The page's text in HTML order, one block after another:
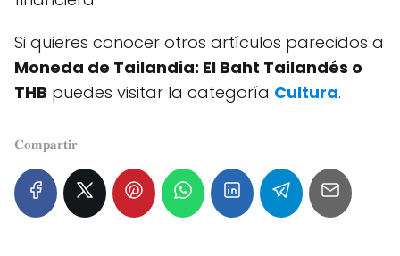
Si quieres conocer otros artículos parecidos a
Moneda de Tailandia: El Baht Tailandés o
THB puedes visitar la categoría Cultura.
𝐂𝐨𝐦𝐩𝐚𝐫𝐭𝐢𝐫